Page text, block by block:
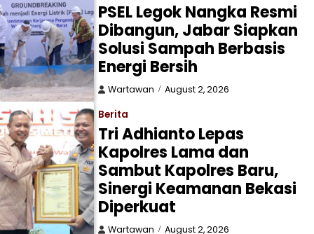
PSEL Legok Nangka Resmi
Dibangun, Jabar Siapkan
Solusi Sampah Berbasis
Energi Bersih
Wartawan August 2, 2026
Berita
Tri Adhianto Lepas
Kapolres Lama dan
Sambut Kapolres Baru,
Sinergi Keamanan Bekasi
Diperkuat
Wartawan August 2, 2026